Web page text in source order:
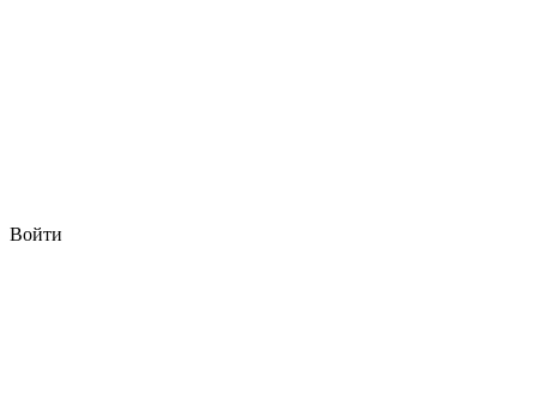
Войти